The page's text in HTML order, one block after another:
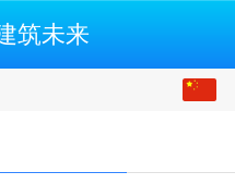
筑未来